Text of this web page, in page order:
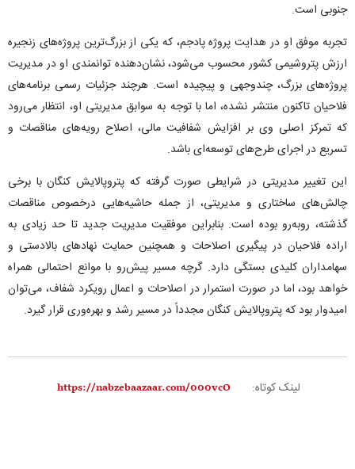
جنوبی است.
تجربه موفق او در هدایت پروژه پادجم، که یکی از بزرگ‌ترین پروژه‌های زنجیره
ارزش پتروشیمی کشور محسوب می‌شود، نشان‌دهنده توانمندی او در مدیریت
پروژه‌های بزرگ، چندوجهی و پیچیده است. هرچند جزئیات رسمی برنامه‌های
فلاحیان تاکنون منتشر نشده، اما با توجه به سوابق مدیریتی او، انتظار می‌رود
که تمرکز اصلی وی بر افزایش شفافیت مالی، اصلاح رویه‌های مناقصات و
تسریع در اجرای طرح‌های توسعه‌ای باشد.
این تغییر مدیریتی در شرایطی صورت گرفته که پتروپالایش کنگان با برخی
چالش‌های ساختاری و مدیریتی، از جمله حاشیه‌هایی درخصوص مناقصات
گذشته، روبه‌رو بوده است. بنابراین موفقیت مدیریت جدید تا حد زیادی به
اراده فلاحیان در پیگیری اصلاحات و همچنین حمایت نهادهای بالادستی و
سهامداران کلیدی بستگی دارد. گرچه مسیر پیش‌رو با موانع احتمالی همراه
خواهد بود، اما در صورت استمرار در اصلاحات و اعمال رویکرد شفاف، می‌توان
امیدوار بود که پتروپالایش کنگان مجدداً در مسیر رشد و بهره‌وری قرار گیرد.
لینک کوتاه: